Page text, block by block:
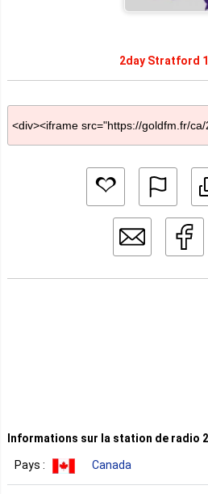
2day Stratford
Informations sur la station de radio
Pays : Canada